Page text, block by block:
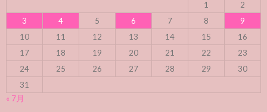
1
2
3
4 5 6 7 8
9
10
11 12 13 14 15
16
17
18 19 20 21 22
23
24
25 26 27 28 29
30
31
« 7月